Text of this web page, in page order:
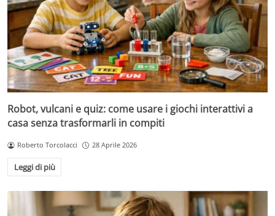
Robot, vulcani e quiz: come usare i giochi interattivi a
casa senza trasformarli in compiti
Roberto Torcolacci 28 Aprile 2026
Leggi di più